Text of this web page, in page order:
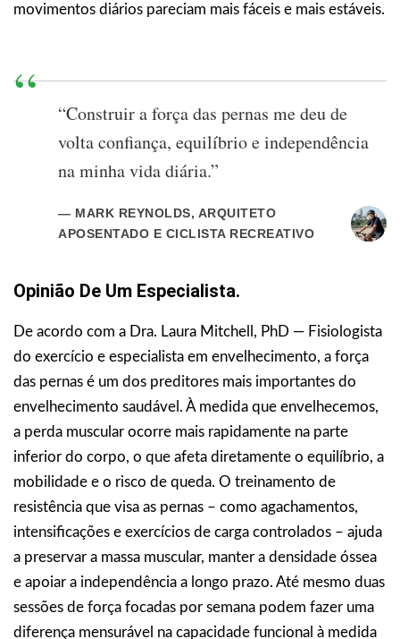
movimentos diários pareciam mais fáceis e mais estáveis.
“Construir a força das pernas me deu de
volta confiança, equilíbrio e independência
na minha vida diária.”
— MARK REYNOLDS, ARQUITETO
APOSENTADO E CICLISTA RECREATIVO
Opinião De Um Especialista.
De acordo com a Dra. Laura Mitchell, PhD — Fisiologista
do exercício e especialista em envelhecimento, a força
das pernas é um dos preditores mais importantes do
envelhecimento saudável. À medida que envelhecemos,
a perda muscular ocorre mais rapidamente na parte
inferior do corpo, o que afeta diretamente o equilíbrio, a
mobilidade e o risco de queda. O treinamento de
resistência que visa as pernas – como agachamentos,
intensificações e exercícios de carga controlados – ajuda
a preservar a massa muscular, manter a densidade óssea
e apoiar a independência a longo prazo. Até mesmo duas
sessões de força focadas por semana podem fazer uma
diferença mensurável na capacidade funcional à medida